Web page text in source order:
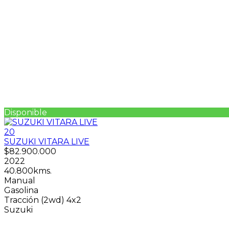
Disponible
20
SUZUKI VITARA LIVE
$82.900.000
2022
40.800kms.
Manual
Gasolina
Tracción (2wd) 4x2
Suzuki